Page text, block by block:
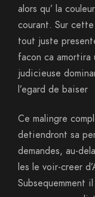
alors qu’ la
courant. Sur
tout juste
facon ca amortira
judicieuse
l’egard de baiser
Ce malingre
detiendront sa
demandes, au-
les le voir-creer
Subsequemment